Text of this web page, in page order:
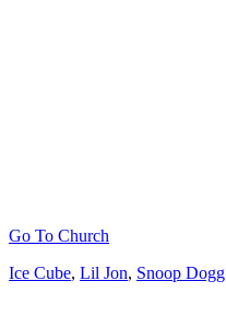
Go To Church
Ice Cube, Lil Jon, Snoop Dogg